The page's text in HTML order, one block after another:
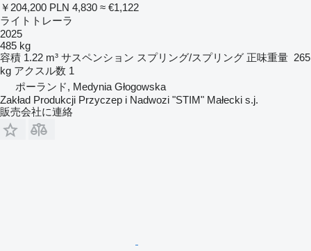
￥204,200 PLN 4,830 ≈ €1,122
ライトトレーラ
2025
485 kg
容積 1.22 m³ サスペンション スプリング/スプリング 正味重量 265
kg アクスル数 1
ポーランド, Medynia Głogowska
Zakład Produkcji Przyczep i Nadwozi "STIM" Małecki s.j.
販売会社に連絡